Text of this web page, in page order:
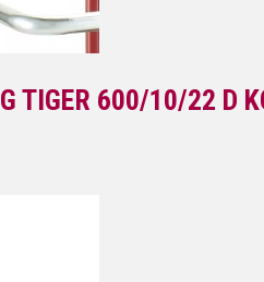
TIGER 600/10/22 D